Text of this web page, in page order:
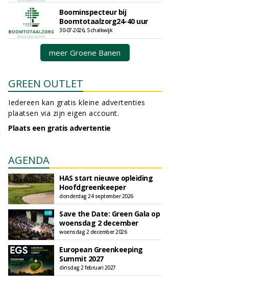
Boominspecteur bij
Boomtotaalzorg24-40 uur
30-07-2026, Schalkwijk
meer Groene Banen
GREEN OUTLET
Iedereen kan gratis kleine advertenties
plaatsen via zijn eigen account.
Plaats een gratis advertentie
AGENDA
HAS start nieuwe opleiding
Hoofdgreenkeeper
donderdag 24 september 2026
Save the Date: Green Gala op
woensdag 2 december
woensdag 2 december 2026
European Greenkeeping
Summit 2027
dinsdag 2 februari 2027